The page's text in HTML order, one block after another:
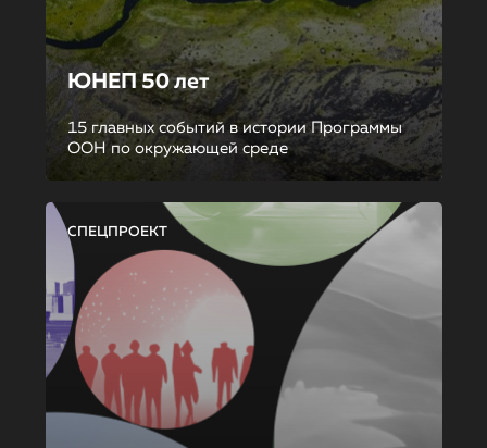
ЮНЕП 50 лет
15 главных событий в истории Программы
ООН по окружающей среде
СПЕЦПРОЕКТ